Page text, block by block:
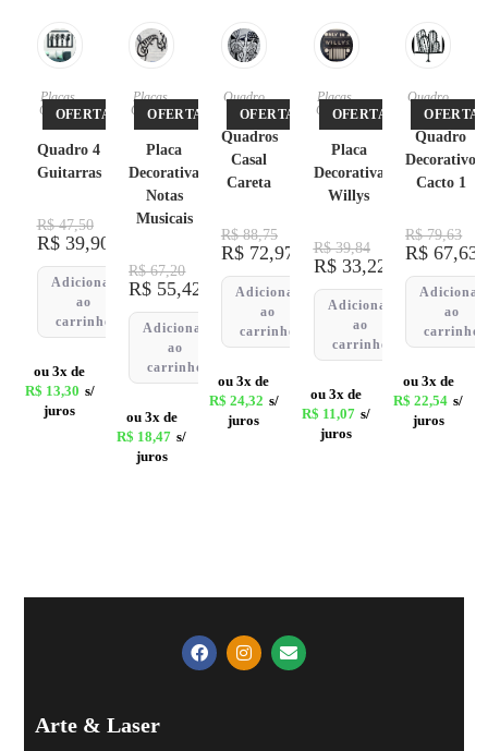
OFERTA!
Placas,
Quadro
s
Quadro 4
Guitarras
R$47,50
R$39,90
Adicionar
ao
carrinho
ou 3x de
R$ 13,30 s/
juros
OFERTA!
Placas,
Quadro
s
Placa
Decorativa
Notas
Musicais
R$67,20
R$ 55,42
Adicionar
ao
carrinho
ou 3x de
R$ 18,47 s/
juros
OFERTA!
Quadro
s
Quadros
Casal
Careta
R$88,75
R$72,97
Adicionar
ao
carrinho
ou 3x de
R$ 24,32 s/
juros
OFERTA!
Placas,
Quadro
s
Placa
Decorativa
Willys
R$39,84
R$33,22
Adicionar
ao
carrinho
ou 3x de
R$ 11,07 s/
juros
OFERTA!
Quadro
s
Quadro
Decorativo
Cacto 1
R$79,63
R$ 67,63
Adicionar
ao
carrinho
ou 3x de
R$ 22,54 s/
juros
Arte & Laser